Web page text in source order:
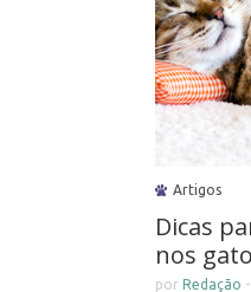
Artigos
Dicas
nos
porRedação -